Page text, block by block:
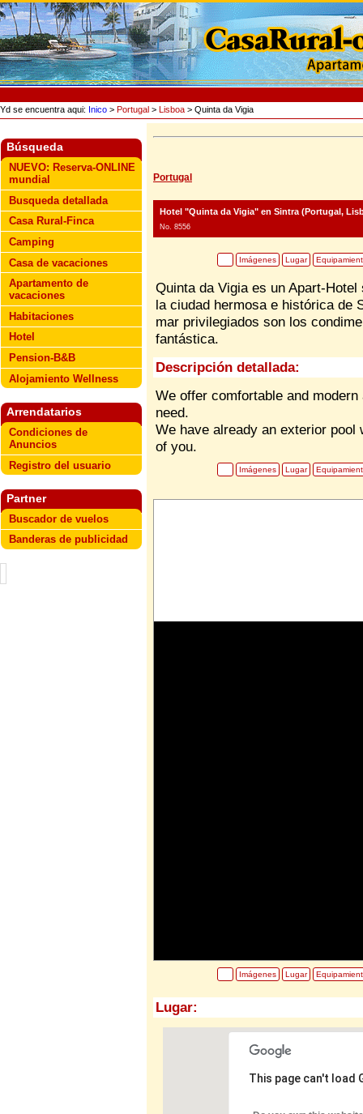
Yd se encuentra aqui: Inico > Portugal > Lisboa > Quinta da Vigia
Búsqueda
NUEVO: Reserva-ONLINE
mundial
Busqueda detallada
Casa Rural-Finca
Camping
Casa de vacaciones
Apartamento de
vacaciones
Habitaciones
Hotel
Pension-B&B
Alojamiento Wellness
Arrendatarios
Condiciones de
Anuncios
Registro del usuario
Partner
Buscador de vuelos
Banderas de publicidad
Portugal
Hotel "Quinta da Vigia" en Sintra (Portugal,
No. 8556
Imágenes Lugar
Quinta da Vigia es un Apart-
la ciudad hermosa e histórica de
mar privilegiados son los
fantástica.
Descripción detallada:
We offer comfortable and
need.
We have already an exterior
of you.
Imágenes Lugar
Imágenes Lugar
Lugar:
This page can't load